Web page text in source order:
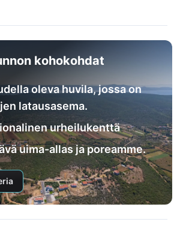
kohokohdat
oleva huvila, jossa on
latausasema.
urheilukenttä
uima-allas ja poreamme.